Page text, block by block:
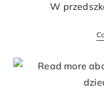
W